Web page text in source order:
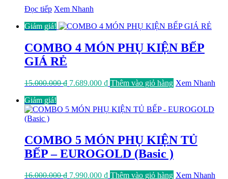
Đọc tiếp Xem Nhanh
Giảm giá!
COMBO 4 MÓN PHỤ KIỆN BẾP
GIÁ RẺ
15.000.000₫ Giá
15.000.000 ₫.
7.689.000 ₫Giá
là:
Thêm vào giỏ hàng Xem Nhanh
Giảm giá!
COMBO 5 MÓN PHỤ KIỆN TỦ
BẾP – EUROGOLD (Basic )
16.000.000₫ Giá
7.990.000 ₫Giá
Thêm vào giỏ hàng Xem Nhanh